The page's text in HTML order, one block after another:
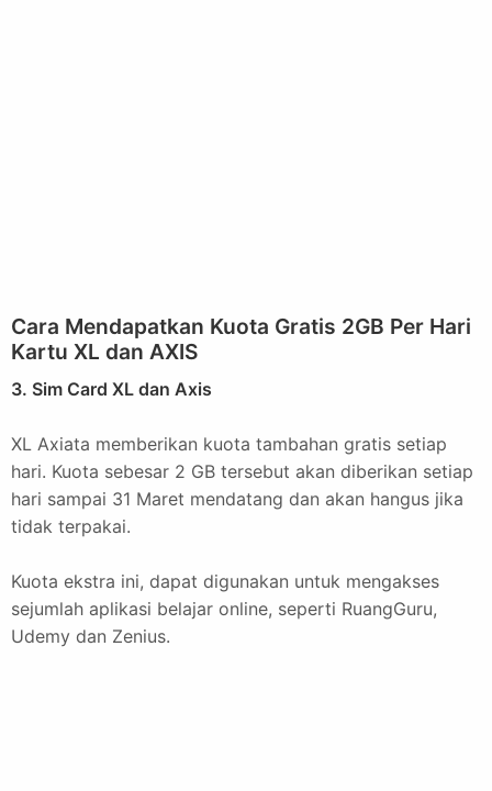
Cara Mendapatkan Kuota Gratis 2GB Per Hari
Kartu XL dan AXIS
3. Sim Card XL dan Axis
XL Axiata memberikan kuota tambahan gratis setiap
hari. Kuota sebesar 2 GB tersebut akan diberikan setiap
hari sampai 31 Maret mendatang dan akan hangus jika
tidak terpakai.
Kuota ekstra ini, dapat digunakan untuk mengakses
sejumlah aplikasi belajar online, seperti RuangGuru,
Udemy dan Zenius.